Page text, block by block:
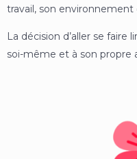
travail, son environnement
La décision d’aller se faire
soi-même et à son propre